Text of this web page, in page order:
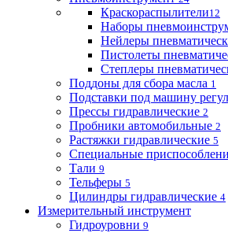
Краскораспылители12
Наборы
Нейлеры
Пистолеты
Степлеры
Поддоны для сбора масла 1
Подставки под машину
Прессы гидравлические 2
Пробники автомобильные 2
Растяжки гидравлические 5
Специальные
Тали 9
Тельферы 5
Цилиндры гидравлические 4
Измерительный инструмент
Гидроуровни 9